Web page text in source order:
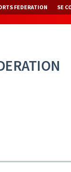
FEDERATION SE